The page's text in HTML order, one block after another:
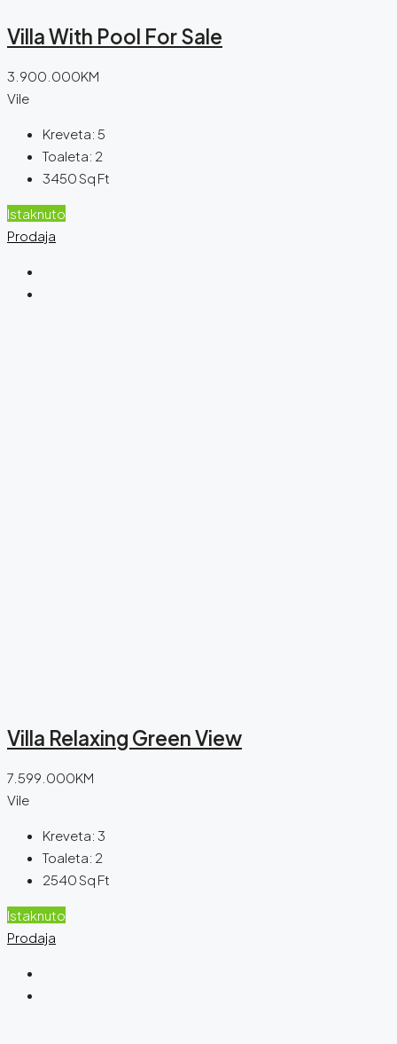
Villa With Pool For Sale
3.900.000KM
Vile
Kreveta: 5
Toaleta: 2
3450Sq Ft
Istaknuto
Prodaja
Villa Relaxing Green View
7.599.000KM
Vile
Kreveta: 3
Toaleta: 2
2540Sq Ft
Istaknuto
Prodaja